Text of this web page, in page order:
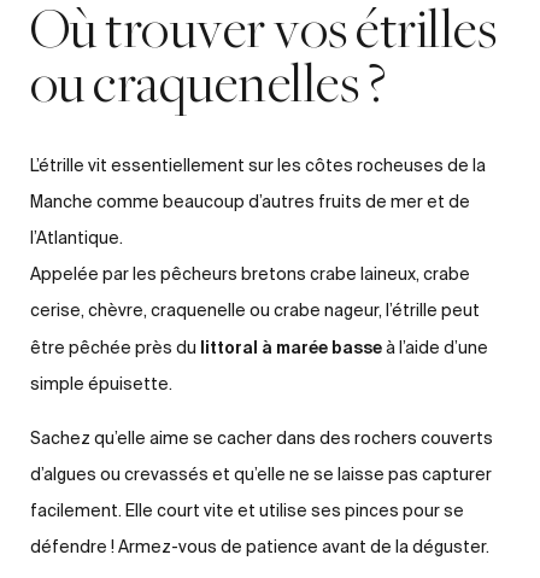
Où trouver vos étrilles
ou craquenelles ?
L’étrille vit essentiellement sur les côtes rocheuses de la
Manche comme beaucoup d’autres fruits de mer et de
l’Atlantique.
Appelée par les pêcheurs bretons crabe laineux, crabe
cerise, chèvre, craquenelle ou crabe nageur, l’étrille peut
être pêchée près du littoral à marée basse à l’aide d’une
simple épuisette.
Sachez qu’elle aime se cacher dans des rochers couverts
d’algues ou crevassés et qu’elle ne se laisse pas capturer
facilement. Elle court vite et utilise ses pinces pour se
défendre ! Armez-vous de patience avant de la déguster.